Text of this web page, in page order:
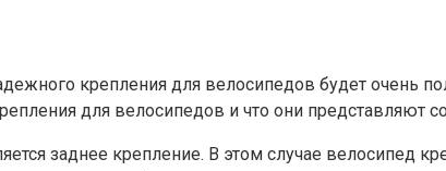
крепления для велосипедов будет очень
для велосипедов и что они представляют
заднее крепление. В этом случае велосипед